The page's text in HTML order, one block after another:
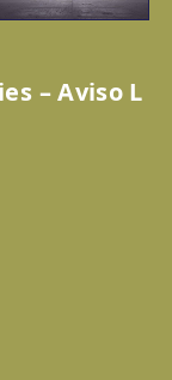
– Aviso L